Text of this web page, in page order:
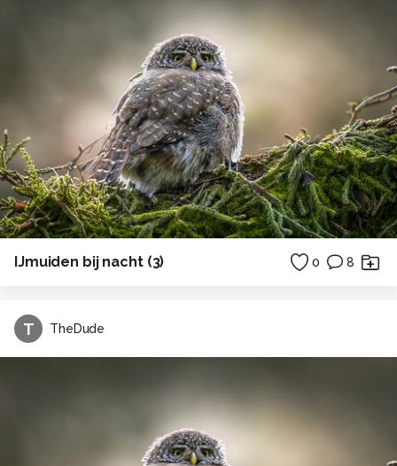
IJmuiden bij nacht (3) 0 8
T TheDude